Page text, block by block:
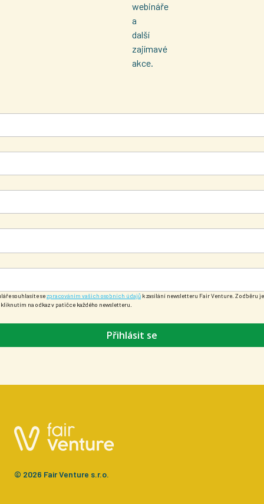
webináře
a
další
zajímavé
akce.
souhlasíte sezpracováním vašich osobních údajů k zasílání newsletteru Fair Venture. Z odběru je
na odkaz v patičce každého newsletteru.
Přihlásit se
© 2026 Fair Venture s.r.o.